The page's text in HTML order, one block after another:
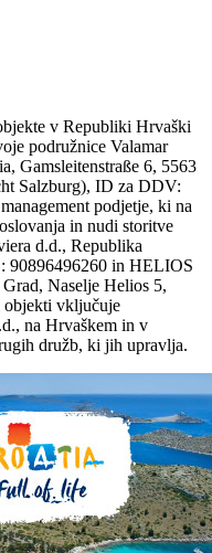
v Republiki Hrvaški
podružnice Valamar
Gamsleitenstraße 6, 5563
Salzburg), ID za DDV:
podjetje, ki na
in nudi storitve
d.d., Republika
90896496260 in HELIOS
Naselje Helios 5,
objekti vključuje
na Hrvaškem in v
družb, ki jih upravlja.